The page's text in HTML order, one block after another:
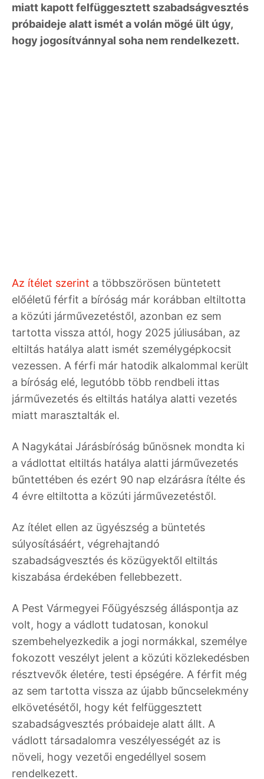
miatt kapott felfüggesztett szabadságvesztés
próbaideje alatt ismét a volán mögé ült úgy,
hogy jogosítvánnyal soha nem rendelkezett.
Az ítélet szerint a többszörösen büntetett
előéletű férfit a bíróság már korábban eltiltotta
a közúti járművezetéstől, azonban ez sem
tartotta vissza attól, hogy 2025 júliusában, az
eltiltás hatálya alatt ismét személygépkocsit
vezessen. A férfi már hatodik alkalommal került
a bíróság elé, legutóbb több rendbeli ittas
járművezetés és eltiltás hatálya alatti vezetés
miatt marasztalták el.
A Nagykátai Járásbíróság bűnösnek mondta ki
a vádlottat eltiltás hatálya alatti járművezetés
bűntettében és ezért 90 nap elzárásra ítélte és
4 évre eltiltotta a közúti járművezetéstől.
Az ítélet ellen az ügyészség a büntetés
súlyosításáért, végrehajtandó
szabadságvesztés és közügyektől eltiltás
kiszabása érdekében fellebbezett.
A Pest Vármegyei Főügyészség álláspontja az
volt, hogy a vádlott tudatosan, konokul
szembehelyezkedik a jogi normákkal, személye
fokozott veszélyt jelent a közúti közlekedésben
résztvevők életére, testi épségére. A férfit még
az sem tartotta vissza az újabb bűncselekmény
elkövetésétől, hogy két felfüggesztett
szabadságvesztés próbaideje alatt állt. A
vádlott társadalomra veszélyességét az is
növeli, hogy vezetői engedéllyel sosem
rendelkezett.